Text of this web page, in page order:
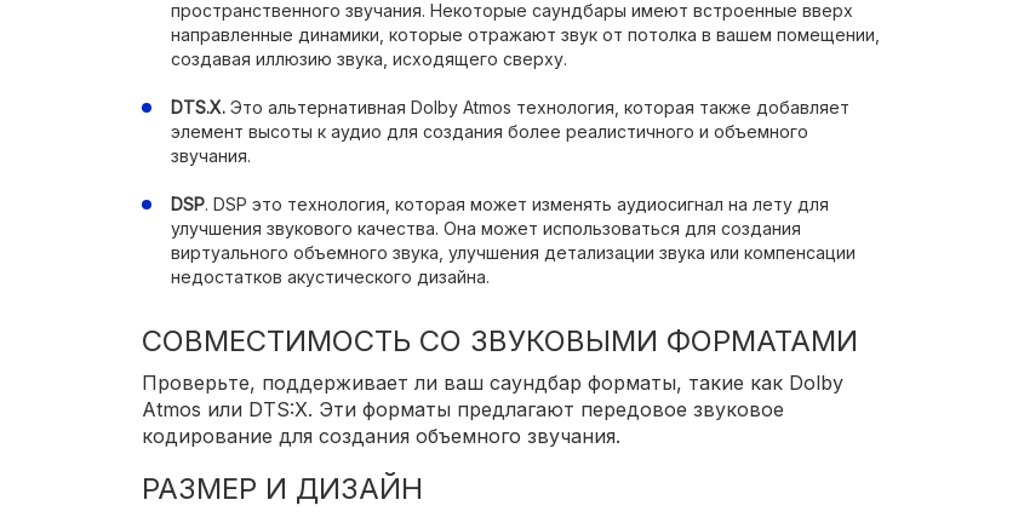
пространственного звучания. Некоторые саундбары имеют встроенные вверх
направленные динамики, которые отражают звук от потолка в вашем помещении,
создавая иллюзию звука, исходящего сверху.
DTS.X. Это альтернативная Dolby Atmos технология, которая также добавляет
элемент высоты к аудио для создания более реалистичного и объемного
звучания.
DSP. DSP это технология, которая может изменять аудиосигнал на лету для
улучшения звукового качества. Она может использоваться для создания
виртуального объемного звука, улучшения детализации звука или компенсации
недостатков акустического дизайна.
СОВМЕСТИМОСТЬ СО ЗВУКОВЫМИ ФОРМАТАМИ
Проверьте, поддерживает ли ваш саундбар форматы, такие как Dolby
Atmos или DTS:X. Эти форматы предлагают передовое звуковое
кодирование для создания объемного звучания.
РАЗМЕР И ДИЗАЙН